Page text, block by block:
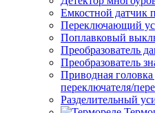
Емкостной датчик
Переключающий
Поплавковый
Преобразователь
Преобразователь
Приводная
переключателя/
Разделительный